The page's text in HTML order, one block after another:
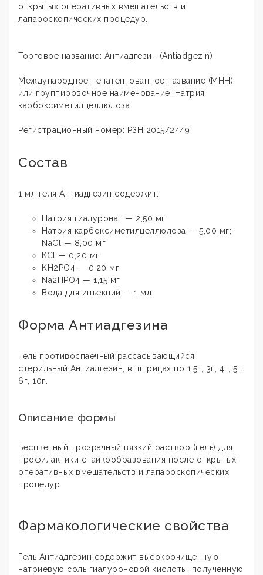
открытых оперативных вмешательств и
лапароскопических процедур.
Торговое название: Антиадгезин (Antiadgezin)
Международное непатентованное название (МНН)
или группировочное наименование: Натрия
карбоксиметилцеллюлоза
Регистрационный номер: РЗН 2015/2449
Состав
1 мл геля Антиадгезин содержит:
Натрия гиалуронат — 2,50 мг
Натрия карбоксиметилцеллюлоза — 5,00 мг;
NaCl — 8,00 мг
KCl — 0,20 мг
KH2PO4 — 0,20 мг
Na2HPO4 — 1,15 мг
Вода для инъекций — 1 мл
Форма Антиадгезина
Гель противоспаечный рассасывающийся
стерильный Антиадгезин, в шприцах по 1.5г, 3г, 4г, 5г,
6г, 10г.
Описание формы
Бесцветный прозрачный вязкий раствор (гель) для
профилактики спайкообразования после открытых
оперативных вмешательств и лапароскопических
процедур.
Фармакологические свойства
Гель Антиадгезин содержит высокоочищенную
натриевую соль гиалуроновой кислоты, полученную